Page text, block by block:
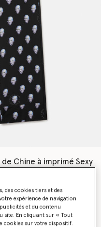
Chine à imprimé Sexy
des cookies tiers et des
expérience de navigation
et du contenu
site. En cliquant sur « Tout
cookies sur votre dispositif.